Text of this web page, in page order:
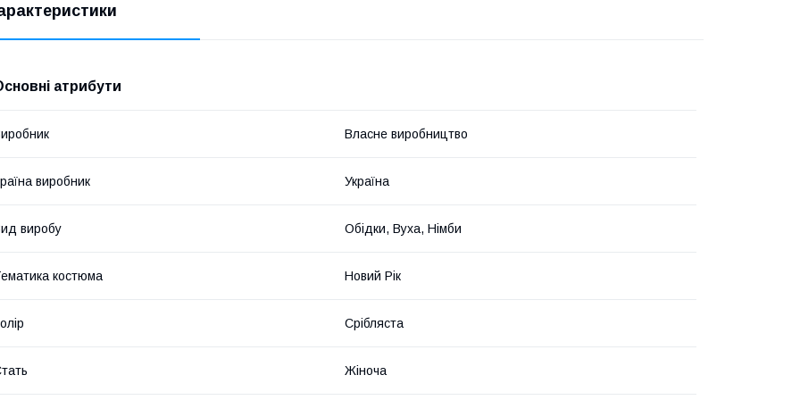
атрибути
Власне виробництво
виробник Україна
виробу Обідки, Вуха, Німби
костюма Новий Рік
Срібляста
Жіноча